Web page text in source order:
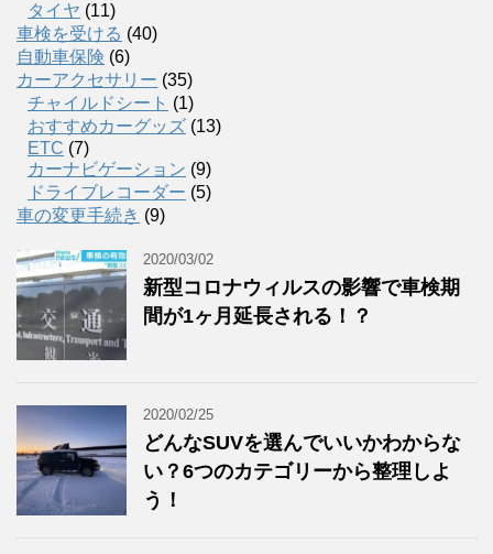
タイヤ (11)
車検を受ける (40)
自動車保険 (6)
カーアクセサリー (35)
チャイルドシート (1)
おすすめカーグッズ (13)
ETC (7)
カーナビゲーション (9)
ドライブレコーダー (5)
車の変更手続き (9)
2020/03/02
新型コロナウィルスの影響で車検期
間が1ヶ月延長される！？
2020/02/25
どんなSUVを選んでいいかわからな
い？6つのカテゴリーから整理しよ
う！